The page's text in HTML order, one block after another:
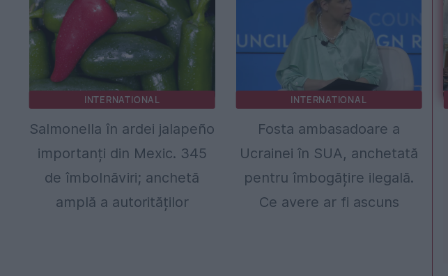
INTERNATIONAL
Salmonella în ardei jalapeño
importanți din Mexic. 345
de îmbolnăviri; anchetă
amplă a autorităților
INTERNATIONAL
Fosta ambasadoare a
Ucrainei în SUA, anchetată
pentru îmbogățire ilegală.
Ce avere ar fi ascuns